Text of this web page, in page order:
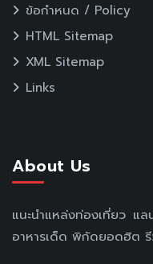
ข้อกำหนด / Policy
HTML Sitemap
XML Sitemap
Links
About Us
แนะนำแหล่งท่องเที่ยว แ
อาหารเด็ด พิกัดยอดฮิต